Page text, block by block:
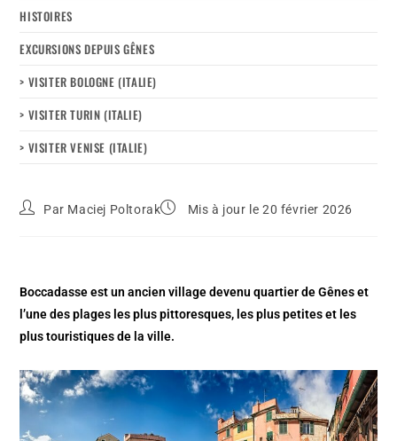
HISTOIRES
EXCURSIONS DEPUIS GÊNES
> VISITER BOLOGNE (ITALIE)
> VISITER TURIN (ITALIE)
> VISITER VENISE (ITALIE)
Par Maciej Poltorak Mis à jour le 20 février 2026
Boccadasse est un ancien village devenu quartier de Gênes et
l’une des plages les plus pittoresques, les plus petites et les
plus touristiques de la ville.